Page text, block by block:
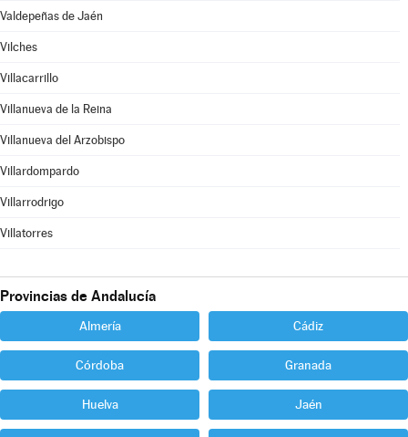
Valdepeñas de Jaén
Vilches
Villacarrillo
Villanueva de la Reina
Villanueva del Arzobispo
Villardompardo
Villarrodrigo
Villatorres
Provincias de Andalucía
Almería Cádiz
Córdoba Granada
Huelva Jaén